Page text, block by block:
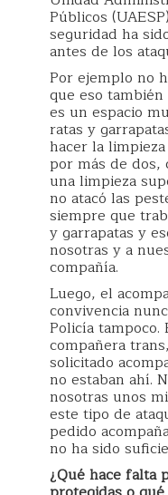
Públicos
seguridad ha
antes de los
Por ejemplo no
que eso
es un espacio
ratas y
hacer la
por más de dos,
una limpieza
no atacó las
siempre que
y garrapatas y
nosotras y a
compañía.
Luego, el
convivencia
Policía
compañera
solicitado
no estaban ahí.
nosotras unos
este tipo de
pedido
no ha sido
¿Qué hace falta